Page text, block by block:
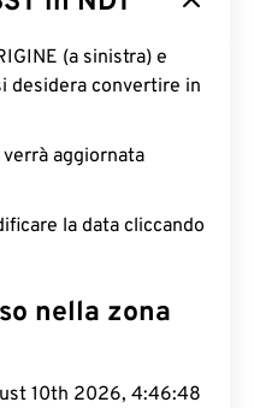
(a sinistra) e
desidera convertire in
verrà aggiornata
la data cliccando
nella zona
10th 2026, 4:46:49